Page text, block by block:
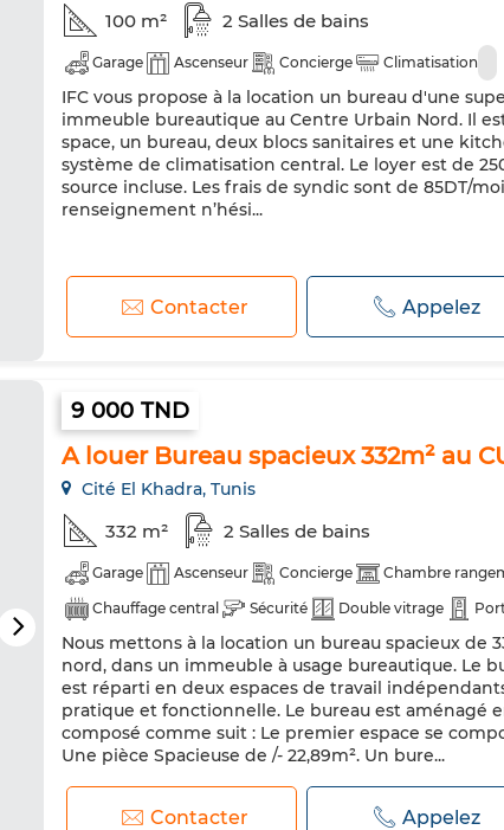
100 m² 2 Salles de bains
Garage Ascenseur Concierge Climatisation
IFC vous propose à la location un bureau d'une
immeuble bureautique au Centre Urbain Nord. Il
space, un bureau, deux blocs sanitaires et une
système de climatisation central. Le loyer est de
source incluse. Les frais de syndic sont de 85DT/
renseignement n’hési...
Contacter Appelez
9 000 TND
A louer Bureau spacieux 332m² au
Cité El Khadra, Tunis
332 m² 2 Salles de bains
Garage Ascenseur Concierge Chambre
Chauffage central
Sécurité Double vitrage
Réfrigérateur
Micro-ondes Internet
Nous mettons à la location un bureau spacieux de
nord, dans un immeuble à usage bureautique. Le
est réparti en deux espaces de travail
pratique et fonctionnelle. Le bureau est aménagé
composé comme suit : Le premier espace se
Une pièce Spacieuse de /- 22,89m². Un bure...
Contacter Appelez